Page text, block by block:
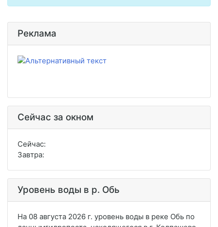
Реклама
Сейчас за окном
Сейчас:
Завтра:
Уровень воды в р. Обь